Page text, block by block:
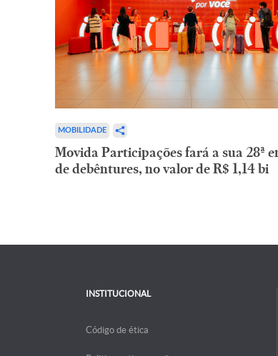
MOBILIDADE
Movida Participações fará a sua 28ª
de debêntures, no valor de R$ 1,14 bi
INSTITUCIONAL
Código de ética